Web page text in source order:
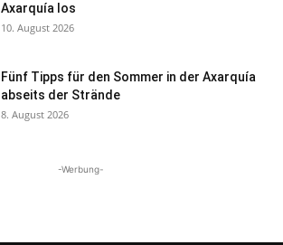
Axarquía los
10. August 2026
Fünf Tipps für den Sommer in der Axarquía
abseits der Strände
8. August 2026
-Werbung-